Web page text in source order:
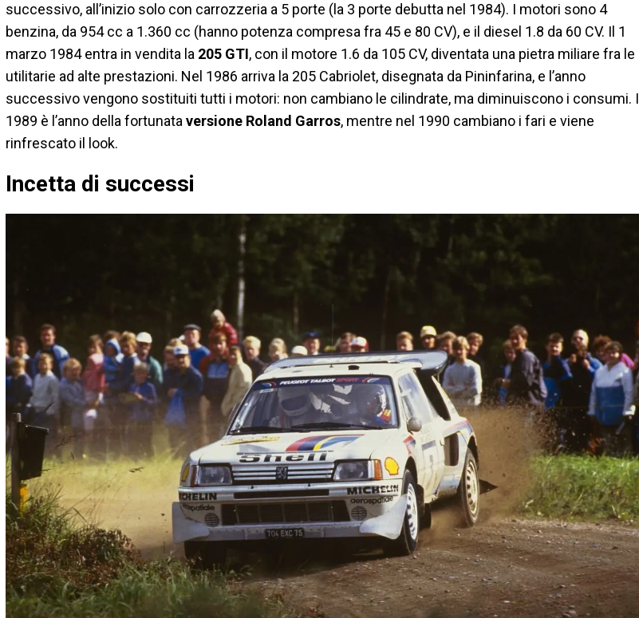
successivo, all’inizio solo con carrozzeria a 5 porte (la 3 porte debutta nel 1984). I motori sono 4
benzina, da 954 cc a 1.360 cc (hanno potenza compresa fra 45 e 80 CV), e il diesel 1.8 da 60 CV. Il 1
marzo 1984 entra in vendita la 205 GTI, con il motore 1.6 da 105 CV, diventata una pietra miliare fra le
utilitarie ad alte prestazioni. Nel 1986 arriva la 205 Cabriolet, disegnata da Pininfarina, e l’anno
successivo vengono sostituiti tutti i motori: non cambiano le cilindrate, ma diminuiscono i consumi. Il
1989 è l’anno della fortunataversione Roland Garros, mentre nel 1990 cambiano i fari e viene
rinfrescato il look.
Incetta di successi